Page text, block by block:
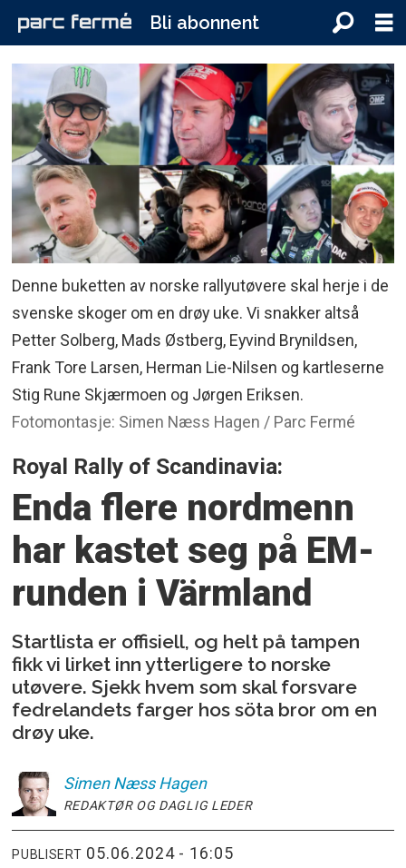
Bli abonnent
Denne buketten av norske rallyutøvere skal herje i de
svenske skoger om en drøy uke. Vi snakker altså
Petter Solberg, Mads Østberg, Eyvind Brynildsen,
Frank Tore Larsen, Herman Lie-Nilsen og kartleserne
Stig Rune Skjærmoen og Jørgen Eriksen.
Fotomontasje: Simen Næss Hagen / Parc Fermé
Royal Rally of Scandinavia:
Enda flere nordmenn
har kastet seg på EM-
runden i Värmland
Startlista er offisiell, og helt på tampen
fikk vi lirket inn ytterligere to norske
utøvere. Sjekk hvem som skal forsvare
fedrelandets farger hos söta bror om en
drøy uke.
Simen Næss Hagen
REDAKTØR OG DAGLIG LEDER
PUBLISERT 05.06.2024 - 16:05